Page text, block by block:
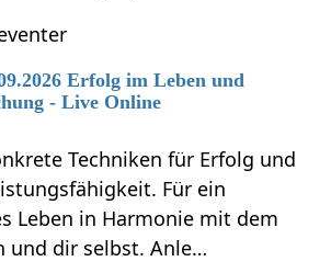
Erfolg im Leben und
- Live Online
Techniken für Erfolg und
Für ein
Leben in Harmonie mit dem
und dir selbst. Anle…